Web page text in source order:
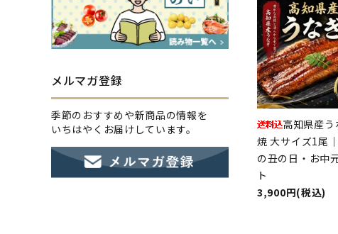
高知県産う
焼 大サイズ1尾
の丑の日・お中
ト
3,900円(税込)
メルマガ登録
季節のおすすめや新商品の情報を
いちはやくお届けしています。